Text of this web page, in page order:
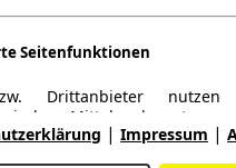
für iOS
Seitenfunktionen
Drittanbieter nutzen
Mittel, darunter
Tools auf unserer
| Impressum |